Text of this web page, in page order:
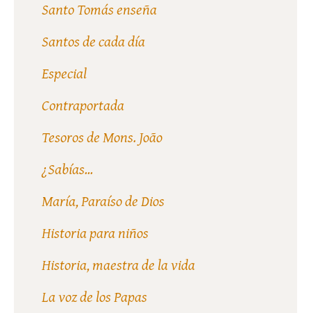
Santo Tomás enseña
Santos de cada día
Especial
Contraportada
Tesoros de Mons. João
¿Sabías...
María, Paraíso de Dios
Historia para niños
Historia, maestra de la vida
La voz de los Papas